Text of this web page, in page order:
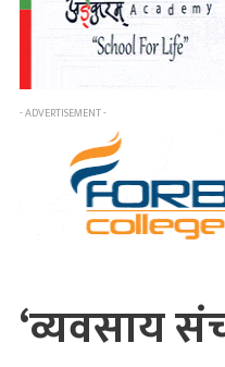
- ADVERTISEMENT -
‘व्यवसाय